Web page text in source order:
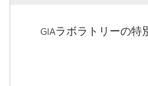
GIAラボラトリーの特